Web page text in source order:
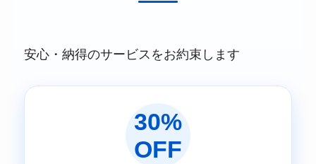
安心・納得のサービスをお約束します
30%
OFF